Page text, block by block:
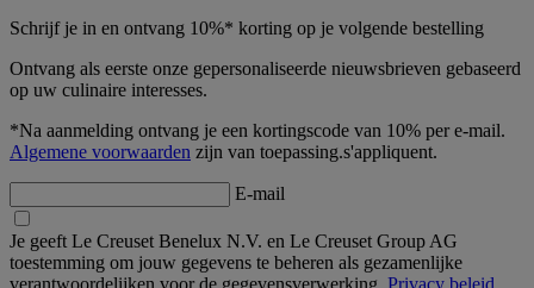
Schrijf je in en ontvang 10%* korting op je volgende bestelling
Ontvang als eerste onze gepersonaliseerde nieuwsbrieven gebaseerd
op uw culinaire interesses.
*Na aanmelding ontvang je een kortingscode van 10% per e-mail.
Algemene voorwaarden zijn van toepassing.s'appliquent.
E-mail
Je geeft Le Creuset Benelux N.V. en Le Creuset Group AG
toestemming om jouw gegevens te beheren als gezamenlijke